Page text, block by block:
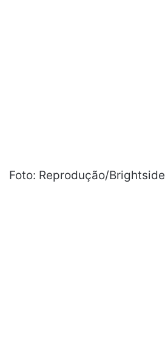
Foto: Reprodução/Brightside